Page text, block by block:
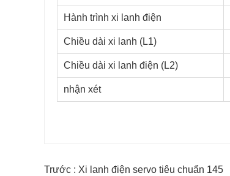
Hành trình xi lanh điện
Chiều dài xi lanh (L1)
Chiều dài xi lanh điện (L2)
nhận xét
Trước : Xi lanh điện servo tiêu chuẩn 145